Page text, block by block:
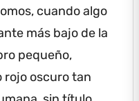
cuando algo
más bajo de la
pequeño,
rojo oscuro tan